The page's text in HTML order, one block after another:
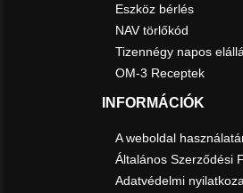
Eszköz bérlés
NAV törlőkód
Tizennégy napos
OM-3 Receptek
INFORMÁCIÓK
A weboldal
Általános Szerződési
Adatvédelmi